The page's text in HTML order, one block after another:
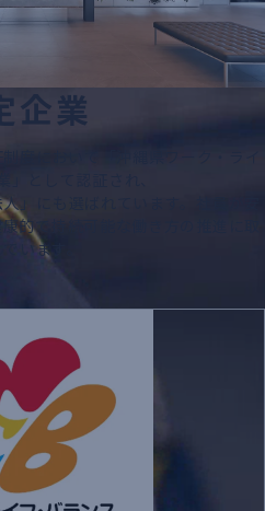
企業
度において「沖縄県ワーク・ライ
」として認証され、
」にも選ばれています。社員が安
的で持続可能な働き方の推進に取
います。